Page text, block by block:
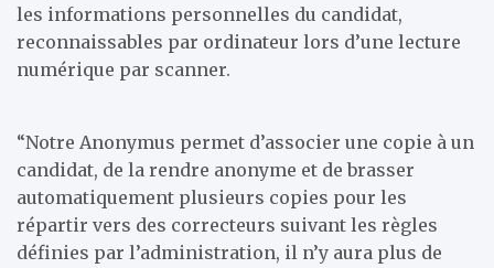
les informations personnelles du candidat,
reconnaissables par ordinateur lors d’une lecture
numérique par scanner.
“Notre Anonymus permet d’associer une copie à un
candidat, de la rendre anonyme et de brasser
automatiquement plusieurs copies pour les
répartir vers des correcteurs suivant les règles
définies par l’administration, il n’y aura plus de